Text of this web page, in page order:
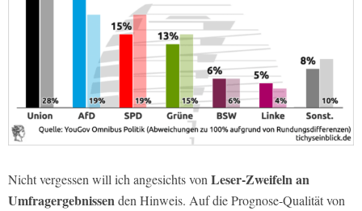
Nicht vergessen will ich angesichts vonLeser-Zweifeln an
Umfragergebnissenden Hinweis. Auf die Prognose-Qualität von